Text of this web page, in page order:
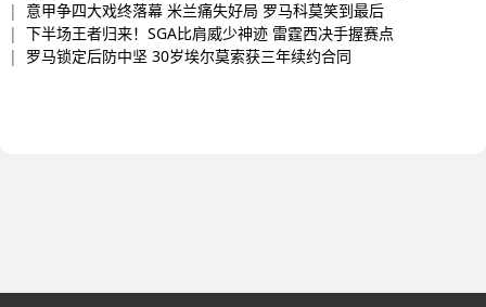
| 意甲争四大戏终落幕 米兰痛失好局 罗马科莫笑到最后
| 下半场王者归来！SGA比肩威少神迹 雷霆西决手握赛点
| 罗马锁定后防中坚 30岁埃尔莫索获三年续约合同